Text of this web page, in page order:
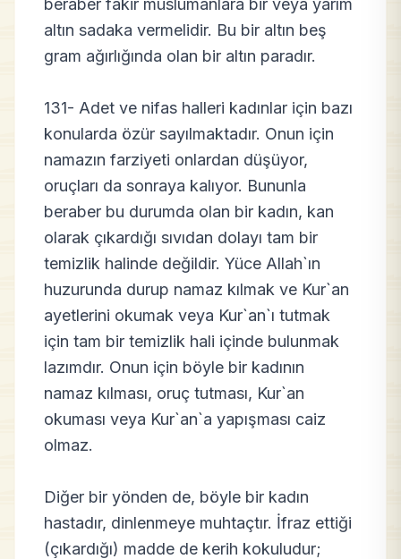
beraber fakir müslümanlara bir veya yarım
altın sadaka vermelidir. Bu bir altın beş
gram ağırlığında olan bir altın paradır.
131- Adet ve nifas halleri kadınlar için bazı
konularda özür sayılmaktadır. Onun için
namazın farziyeti onlardan düşüyor,
oruçları da sonraya kalıyor. Bununla
beraber bu durumda olan bir kadın, kan
olarak çıkardığı sıvıdan dolayı tam bir
temizlik halinde değildir. Yüce Allah`ın
huzurunda durup namaz kılmak ve Kur`an
ayetlerini okumak veya Kur`an`ı tutmak
için tam bir temizlik hali içinde bulunmak
lazımdır. Onun için böyle bir kadının
namaz kılması, oruç tutması, Kur`an
okuması veya Kur`an`a yapışması caiz
olmaz.
Diğer bir yönden de, böyle bir kadın
hastadır, dinlenmeye muhtaçtır. İfraz ettiği
(çıkardığı) madde de kerih kokuludur;